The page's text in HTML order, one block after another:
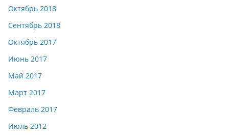
Октябрь 2018
Сентябрь 2018
Октябрь 2017
Июнь 2017
Май 2017
Март 2017
Февраль 2017
Июль 2012